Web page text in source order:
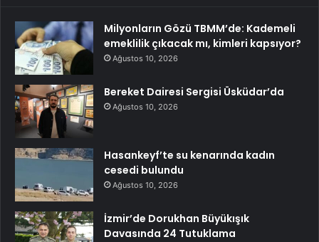
Milyonların Gözü TBMM’de: Kademeli
emeklilik çıkacak mı, kimleri kapsıyor?
Ağustos 10, 2026
Bereket Dairesi Sergisi Üsküdar’da
Ağustos 10, 2026
Hasankeyf’te su kenarında kadın
cesedi bulundu
Ağustos 10, 2026
İzmir’de Dorukhan Büyükışık
Davasında 24 Tutuklama